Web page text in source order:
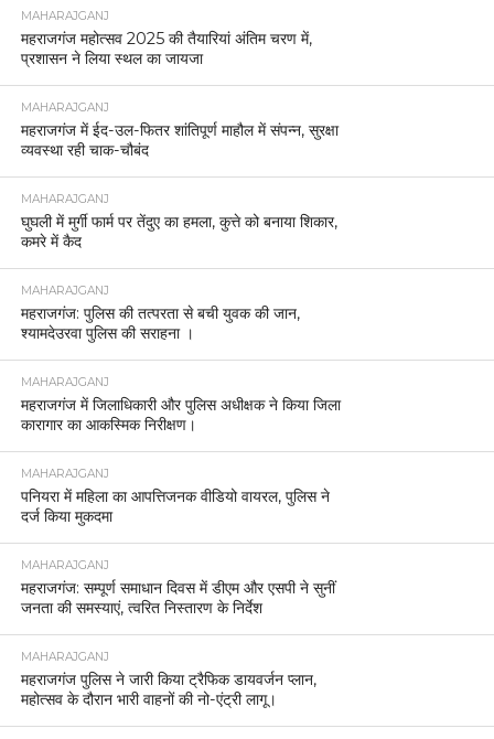
MAHARAJGANJ
महराजगंज महोत्सव 2025 की तैयारियां अंतिम चरण में,
प्रशासन ने लिया स्थल का जायजा
MAHARAJGANJ
महराजगंज में ईद-उल-फितर शांतिपूर्ण माहौल में संपन्न, सुरक्षा
व्यवस्था रही चाक-चौबंद
MAHARAJGANJ
घुघली में मुर्गी फार्म पर तेंदुए का हमला, कुत्ते को बनाया शिकार,
कमरे में कैद
MAHARAJGANJ
महराजगंज: पुलिस की तत्परता से बची युवक की जान,
श्यामदेउरवा पुलिस की सराहना ।
MAHARAJGANJ
महराजगंज में जिलाधिकारी और पुलिस अधीक्षक ने किया जिला
कारागार का आकस्मिक निरीक्षण।
MAHARAJGANJ
पनियरा में महिला का आपत्तिजनक वीडियो वायरल, पुलिस ने
दर्ज किया मुकदमा
MAHARAJGANJ
महराजगंज: सम्पूर्ण समाधान दिवस में डीएम और एसपी ने सुनीं
जनता की समस्याएं, त्वरित निस्तारण के निर्देश
MAHARAJGANJ
महराजगंज पुलिस ने जारी किया ट्रैफिक डायवर्जन प्लान,
महोत्सव के दौरान भारी वाहनों की नो-एंट्री लागू।